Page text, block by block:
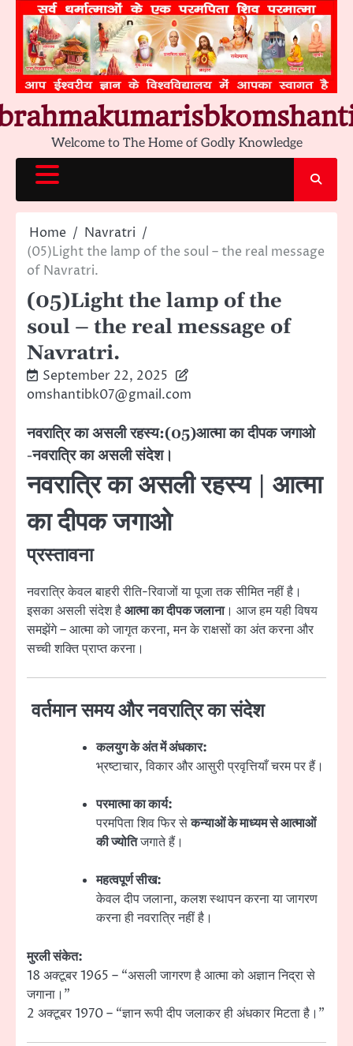
content
Welcome to The Home of Godly Knowledge
Home
Navratri
(05)Light the lamp of the soul – the real message
of Navratri.
(05)Light the lamp of the
soul – the real message of
Navratri.
September 22, 2025
omshantibk07@gmail.com
नवरात्रि का असली रहस्य:(05)आत्मा का दीपक जगाओ
-नवरात्रि का असली संदेश।
नवरात्रि का असली रहस्य | आत्मा
का दीपक जगाओ
प्रस्तावना
नवरात्रि केवल बाहरी रीति-रिवाजों या पूजा तक सीमित नहीं है।
इसका असली संदेश हैआत्मा का दीपक जलाना। आज हम यही विषय
समझेंगे – आत्मा को जागृत करना, मन के राक्षसों का अंत करना और
सच्ची शक्ति प्राप्त करना।
वर्तमान समय और नवरात्रि का संदेश
कलयुग के अंत में अंधकार:
भ्रष्टाचार, विकार और आसुरी प्रवृत्तियाँ चरम पर हैं।
परमात्मा का कार्य:
परमपिता शिव फिर सेकन्याओं के माध्यम से आत्माओं
की ज्योतिजगाते हैं।
महत्वपूर्ण सीख:
केवल दीप जलाना, कलश स्थापन करना या जागरण
करना ही नवरात्रि नहीं है।
मुरली संकेत:
18 अक्टूबर 1965 – “असली जागरण है आत्मा को अज्ञान निद्रा से
जगाना।”
2 अक्टूबर 1970 – “ज्ञान रूपी दीप जलाकर ही अंधकार मिटता है।”